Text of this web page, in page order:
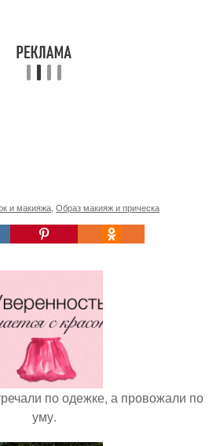
и макияжа Образ макияж и прическа
по одежке, а провожали по
уму.